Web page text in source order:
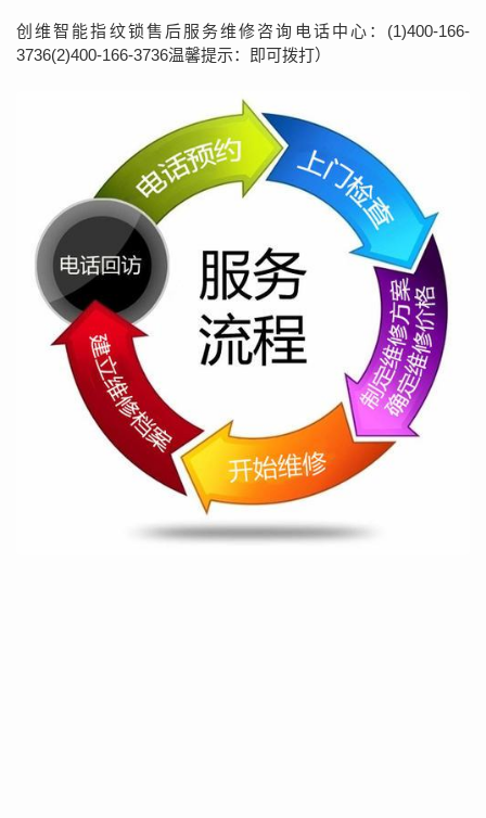
创维智能指纹锁售后服务维修咨询电话中心：(1)400-166-
3736(2)400-166-3736温馨提示：即可拨打）